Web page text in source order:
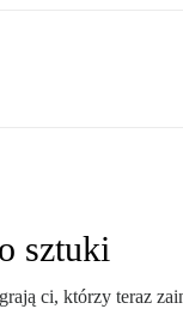
sztuki
ci, którzy teraz